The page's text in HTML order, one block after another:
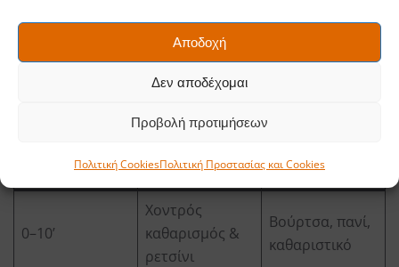
Αποδοχή
Δεν αποδέχομαι
Προβολή προτιμήσεων
Πολιτική CookiesΠολιτική Προστασίας και Cookies
6) «Service Εργαλείων σε 60
λεπτά» – χρονοδιάγραμμα
Χρόνος Ενέργεια
Υλικά
0–10’
Χοντρός
καθαρισμός &
ρετσίνι
Βούρτσα, πανί,
καθαριστικό